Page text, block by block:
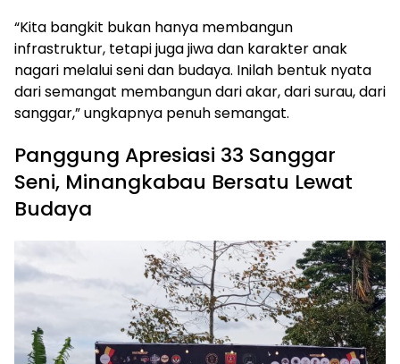
“Kita bangkit bukan hanya membangun
infrastruktur, tetapi juga jiwa dan karakter anak
nagari melalui seni dan budaya. Inilah bentuk nyata
dari semangat membangun dari akar, dari surau, dari
sanggar,” ungkapnya penuh semangat.
Panggung Apresiasi 33 Sanggar
Seni, Minangkabau Bersatu Lewat
Budaya